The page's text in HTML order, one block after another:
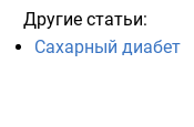
Другие статьи:
Сахарный диабет